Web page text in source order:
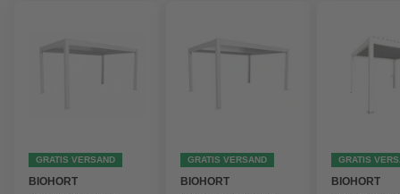
GRATIS VERSAND
BIOHORT
GRATIS VERSAND
BIOHORT
GRATIS
BIOHORT